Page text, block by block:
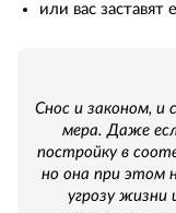
или вас заставят
Снос и законом, и
мера. Даже
постройку в
но она при этом
угрозу жизни